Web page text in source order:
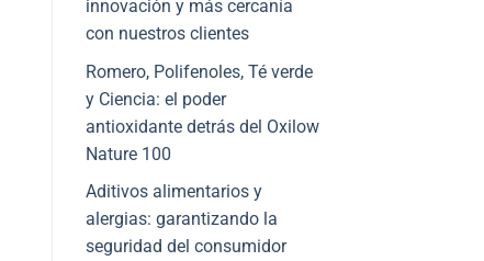
innovación y más cercanía
con nuestros clientes
Romero, Polifenoles, Té verde
y Ciencia: el poder
antioxidante detrás del Oxilow
Nature 100
Aditivos alimentarios y
alergias: garantizando la
seguridad del consumidor